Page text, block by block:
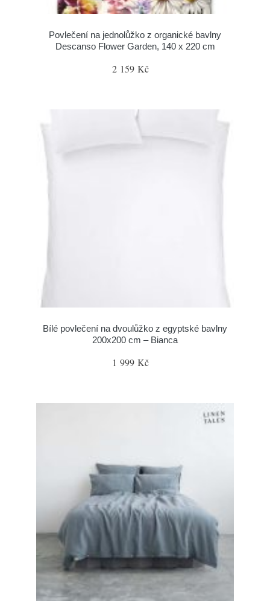
Povlečení na jednolůžko z organické bavlny
Descanso Flower Garden, 140 x 220 cm
2 159 Kč
Bílé povlečení na dvoulůžko z egyptské bavlny
200x200 cm – Bianca
1 999 Kč